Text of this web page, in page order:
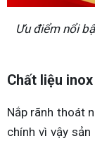
Ưu điểm nổi
Chất liệu
Nắp rãnh thoát
chính vì vậy